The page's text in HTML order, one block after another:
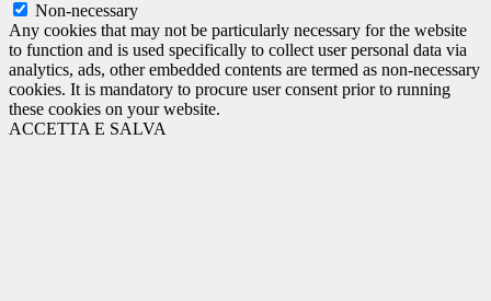
Non-necessary
Any cookies that may not be particularly necessary for the website
to function and is used specifically to collect user personal data via
analytics, ads, other embedded contents are termed as non-necessary
cookies. It is mandatory to procure user consent prior to running
these cookies on your website.
ACCETTA E SALVA